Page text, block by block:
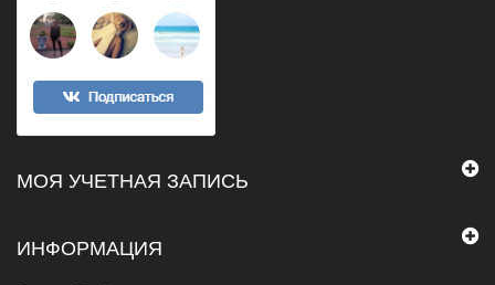
МОЯ УЧЕТНАЯ ЗАПИСЬ
ИНФОРМАЦИЯ